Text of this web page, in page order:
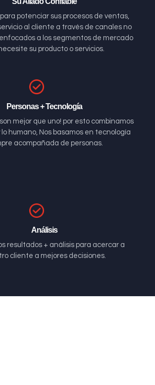
potenciar sus procesos de ventas,
al cliente a través de canales no
a los segmentos de mercado
su producto o servicios.
Personas + Tecnología
mejor que uno! por esto combinamos
lo humano, Nos basamos en tecnología
acompañada de personas.
Análisis
resultados + análisis para acercar a
cliente a mejores decisiones.